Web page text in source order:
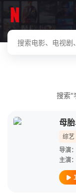
搜索"
母
综艺
导演：
主演：